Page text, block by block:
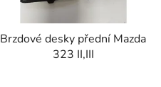
Brzdové desky přední Mazda
323 II,III